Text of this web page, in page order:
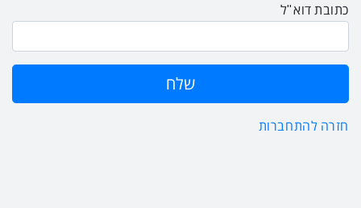
כתובת דוא"ל
חזרה להתחברות